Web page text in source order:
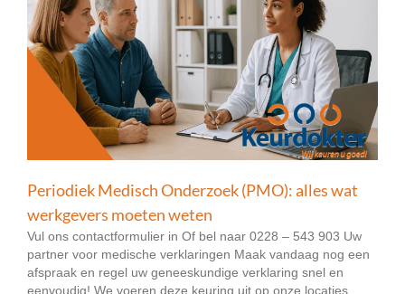
Periodiek Medisch Onderzoek (PMO): alles wat
werkgevers moeten weten
Vul ons contactformulier in Of bel naar 0228 – 543 903 Uw
partner voor medische verklaringen Maak vandaag nog een
afspraak en regel uw geneeskundige verklaring snel en
eenvoudig! We voeren deze keuring uit op onze locaties